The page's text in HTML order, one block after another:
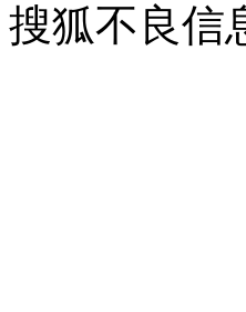
搜狐不良信